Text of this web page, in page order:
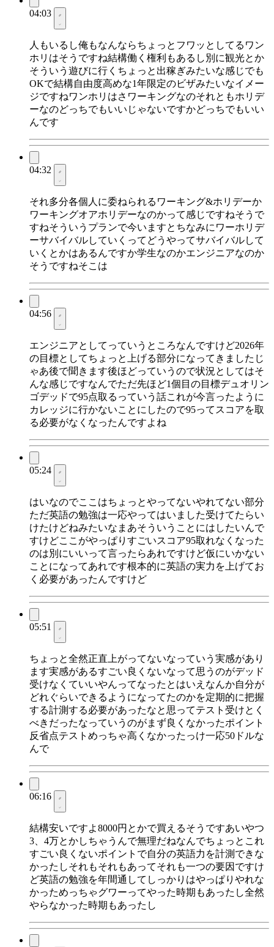
04:03
人もいるし俺もなんならちょっとフワッとしてるワン
ホリはそうですね結構働く権利もあるし別に観光とか
そういう遊びに行くちょっと出稼ぎみたいな感じでも
OKで結構自由度高めな1年限定のビザみたいなイメー
ジですねワンホリはさワーキングなのそれともホリデ
ーなのどっちでもいいじゃないですかどっちでもいい
んです
04:32
それ多分各個人に委ねられるワーキング&ホリデーか
ワーキングオアホリデーなのかって感じですねそうで
すねそういうプランで今いますとちなみにワーホリデ
ーサバイバルしていくってどうやってサバイバルして
いくとかはあるんですか学生なのかエンジニアなのか
そうですねそこは
04:56
エンジニアとしてっていうところなんですけど2026年
の目標としてちょっと上げる部分になってきましたじ
ゃあ後で聞きます後ほどっていうので状況としてはそ
んな感じですなんでただ先ほど1個目の目標デュオリン
ゴデッドで95点取るっていう話これが今言ったように
カレッジに行かないことにしたので95ってスコアを取
る必要がなくなったんですよね
05:24
はいなのでここはちょっとやってないやれてない部分
ただ英語の勉強は一応やってはいました受けてたらい
けたけどねみたいなまあそういうことにはしたいんで
すけどここがやっぱりすごいスコア95取れなくなった
のは別にいいって言ったらあれですけど仮にいかない
ことになってあれです根本的に英語の実力を上げてお
く必要があったんですけど
05:51
ちょっと全然正直上がってないなっていう実感があり
ます実感があるすごい良くないなって思うのがデッド
受けなくていいやんってなったとはいえなんか自分が
どれぐらいできるようになってたのかを定期的に把握
する計測する必要があったなと思ってテスト受けとく
べきだったなっていうのがまず良くなかったポイント
反省点テストめっちゃ高くなかったっけ一応50ドルな
んで
06:16
結構安いですよ8000円とかで買えるそうですあいやつ
3、4万とかしちゃうんで無理だねなんでちょっとこれ
すごい良くないポイントで自分の英語力を計測できな
かったしそれもそれもあってそれも一つの要因ですけ
ど英語の勉強を年間通してしっかりはやっぱりやれな
かっためっちゃグワーってやった時期もあったし全然
やらなかった時期もあったし